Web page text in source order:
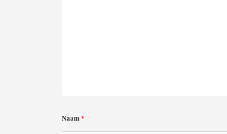
Naam*